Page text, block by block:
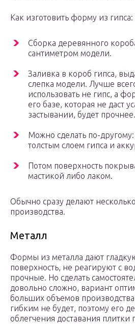
Как изготовить форму из гипса:
Сборка деревянного
сантиметром модели.
Заливка в короб гипса,
слепка модели. Лучше
использовать не гипс, а
его базе, которая не даст
застывании, будет прочнее.
Можно сделать по-
толстым слоем гипса и
Потом поверхность
мастикой либо лаком.
Обычно сразу делают
производства.
Металл
Формы из металла дают
поверхность, не реагируют с
прочные. Но сделать
довольно сложно, вариант
больших объемов
гибким не будет, поэтому его
облегчения доставания плитки